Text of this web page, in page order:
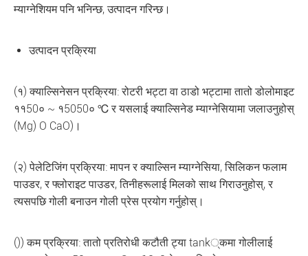
म्याग्नेशियम पनि भनिन्छ, उत्पादन गरिन्छ।
उत्पादन प्रक्रिया
(१) क्याल्सिनेसन प्रक्रिया: रोटरी भट्टा वा ठाडो भट्टामा तातो डोलोमाइट
११50० ~ १5050० ℃ र यसलाई क्याल्सिनेड म्याग्नेसियामा जलाउनुहोस्
(Mg) O CaO)।
(२) पेलेटिजिंग प्रक्रिया: मापन र क्याल्सिन म्याग्नेसिया, सिलिकन फलाम
पाउडर, र फ्लोराइट पाउडर, तिनीहरूलाई मिलको साथ गिराउनुहोस्, र
त्यसपछि गोली बनाउन गोली प्रेस प्रयोग गर्नुहोस्।
()) कम प्रक्रिया: तातो प्रतिरोधी कटौती ट्या tank्कमा गोलीलाई